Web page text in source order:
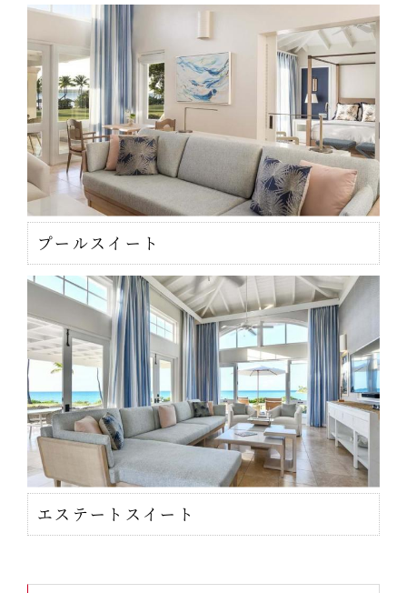
プールスイート
エステートスイート